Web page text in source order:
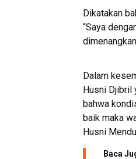
Dikatakan
“Saya
Dalam
Husni Djibril
bahwa
baik maka
Husni
Baca